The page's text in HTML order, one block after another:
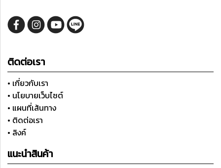
ติดต่อเรา
• เกี่ยวกับเรา
• นโยบายเว็บไซต์
• แผนที่เส้นทาง
• ติดต่อเรา
• ลิงค์
แนะนำสินค้า